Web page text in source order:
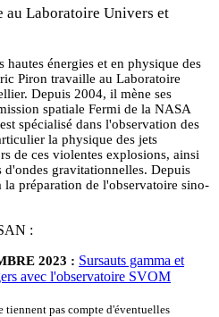
au Laboratoire Univers et
hautes énergies et en physique des
Piron travaille au Laboratoire
Depuis 2004, il mène ses
spatiale Fermi de la NASA
spécialisé dans l'observation des
la physique des jets
de ces violentes explosions, ainsi
d'ondes gravitationnelles. Depuis
préparation de l'observatoire sino-
:
2023 : Sursauts gamma et
avec l'observatoire SVOM
tiennent pas compte d'éventuelles